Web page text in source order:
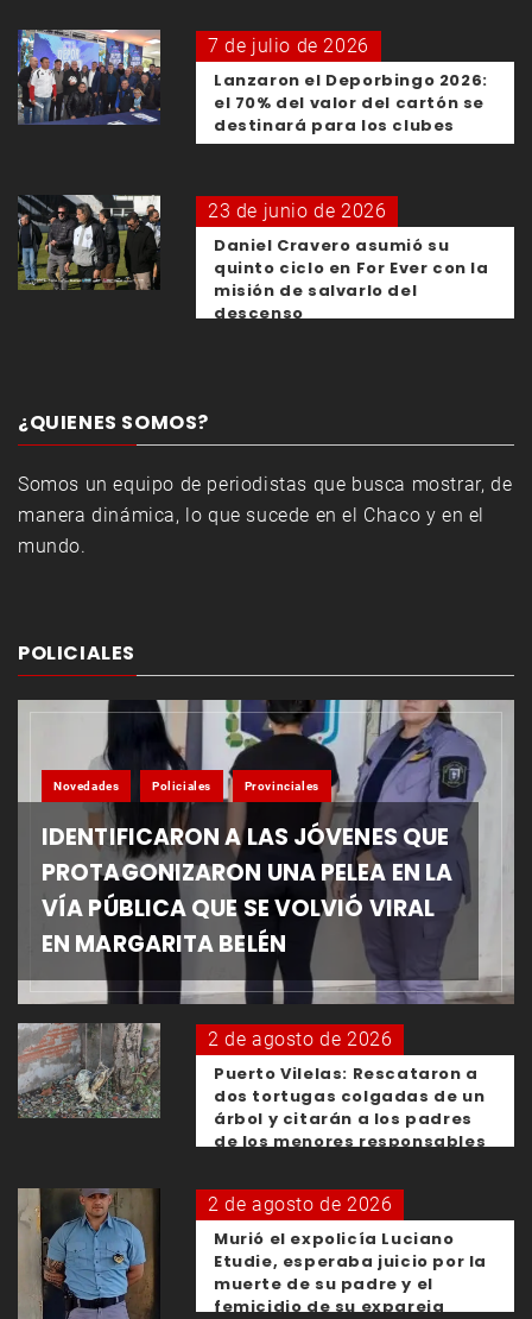
7 de julio de 2026
Lanzaron el Deporbingo 2026:
el 70% del valor del cartón se
destinará para los clubes
23 de junio de 2026
Daniel Cravero asumió su
quinto ciclo en For Ever con la
misión de salvarlo del
descenso
¿QUIENES SOMOS?
Somos un equipo de periodistas que busca mostrar, de
manera dinámica, lo que sucede en el Chaco y en el
mundo.
POLICIALES
Novedades Policiales Provinciales
IDENTIFICARON A LAS JÓVENES QUE
PROTAGONIZARON UNA PELEA EN LA
VÍA PÚBLICA QUE SE VOLVIÓ VIRAL
EN MARGARITA BELÉN
2 de agosto de 2026
Puerto Vilelas: Rescataron a
dos tortugas colgadas de un
árbol y citarán a los padres
de los menores responsables
2 de agosto de 2026
Murió el expolicía Luciano
Etudie, esperaba juicio por la
muerte de su padre y el
femicidio de su expareja